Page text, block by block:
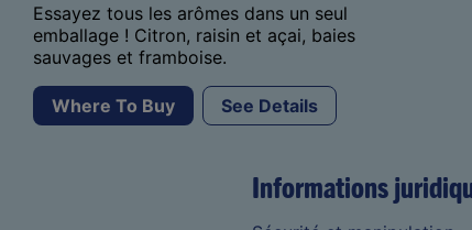
Essayez tous les arômes dans un seul
emballage ! Citron, raisin et açai, baies
sauvages et framboise.
Where To Buy See Details
Informations